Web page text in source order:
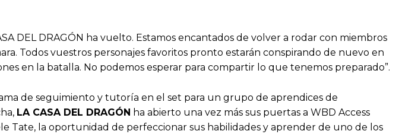
DEL DRAGÓN ha vuelto. Estamos encantados de volver a rodar con miembros
Todos vuestros personajes favoritos pronto estarán conspirando de nuevo en
en la batalla. No podemos esperar para compartir lo que tenemos preparado”.
de seguimiento y tutoría en el set para un grupo de aprendices de
LA CASA DEL DRAGÓN ha abierto una vez más sus puertas a WBD Access
Tate, la oportunidad de perfeccionar sus habilidades y aprender de uno de los